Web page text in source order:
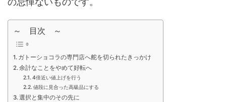
～ 目次 ～
ガトーショコラの専門店へ舵を切られたきっかけ
余計なことをやめて好転へ
4倍近い値上げを行う
値段に見合った高級品にする
選択と集中のその先に